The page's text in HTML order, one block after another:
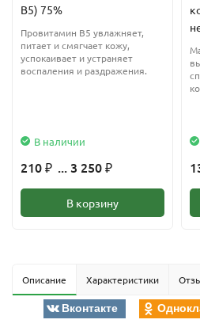
В5) 75%
Провитамин В5 увлажняет,
питает и смягчает кожу,
успокаивает и устраняет
воспаления и раздражения.
В наличии
210 ₽ ... 3 250 ₽
В корзину
Описание Характеристики
Вконтакте